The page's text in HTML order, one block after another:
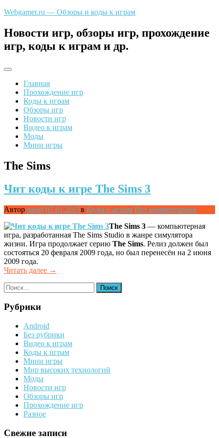
Перейти
содержимому
Webgamer.ru — Обзоры и коды к играм
Новости игр, обзоры игр, прохождение
игр, коды к играм и др.
Главная
Прохождение игр
Коды к играм
Обзоры игр
Новости игр
Видео к играм
Моды
Мини игры
The Sims
Чит коды к игре The Sims 3
Автор pavel 07.01.2015в Коды к играм Нет комментариев
The Sims 3 — компьютерная
игра, разработанная The Sims Studio в жанре симулятора
жизни. Игра продолжает серию The Sims. Релиз должен был
состояться 20 февраля 2009 года, но был перенесён на 2 июня
2009 года.
Читать далее «Чит
→
Найти:
Рубрики
Android
Без рубрики
Видео к играм
Коды к играм
Мини игры
Мир высоких технологий
Моды
Новости игр
Обзоры игр
Прохождение игр
Разное
Свежие записи